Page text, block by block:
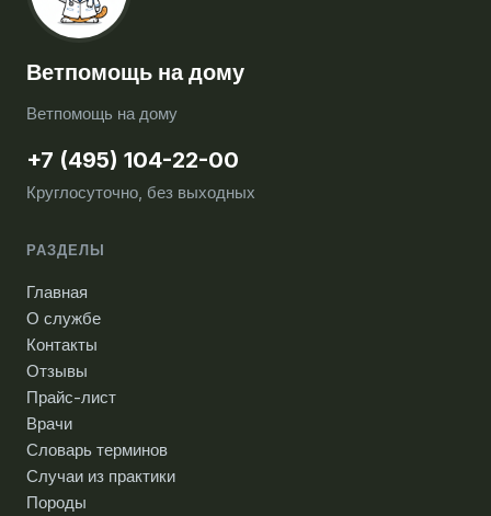
Ветпомощь на дому
Ветпомощь на дому
+7 (495) 104-22-00
Круглосуточно, без выходных
РАЗДЕЛЫ
Главная
О службе
Контакты
Отзывы
Прайс-лист
Врачи
Словарь терминов
Случаи из практики
Породы